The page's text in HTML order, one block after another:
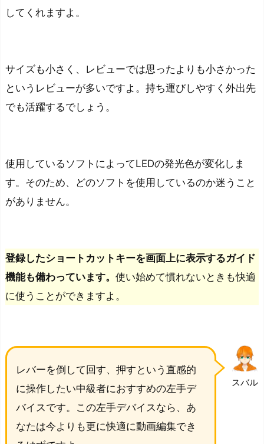
してくれますよ。
サイズも小さく、レビューでは思ったよりも小さかった
というレビューが多いですよ。 持ち運びしやすく外出先
でも活躍するでしょう。
使用しているソフトによってLEDの発光色が変化しま
す。そのため、どのソフトを使用しているのか迷うこと
がありません。
登録したショートカットキーを画面上に表示するガイド
機能も備わっています。 使い始めて慣れないときも快適
に使うことができますよ。
スバル
レバーを倒して回す、押すという直感的
に操作したい中級者におすすめの左手デ
バイスです。この左手デバイスなら、あ
なたは今よりも更に快適に動画編集でき